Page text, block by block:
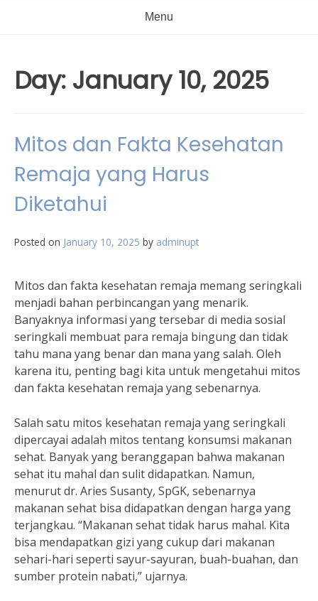
Menu
Day: January 10, 2025
Mitos dan Fakta Kesehatan
Remaja yang Harus
Diketahui
Posted on January 10, 2025 by adminupt
Mitos dan fakta kesehatan remaja memang seringkali
menjadi bahan perbincangan yang menarik.
Banyaknya informasi yang tersebar di media sosial
seringkali membuat para remaja bingung dan tidak
tahu mana yang benar dan mana yang salah. Oleh
karena itu, penting bagi kita untuk mengetahui mitos
dan fakta kesehatan remaja yang sebenarnya.
Salah satu mitos kesehatan remaja yang seringkali
dipercayai adalah mitos tentang konsumsi makanan
sehat. Banyak yang beranggapan bahwa makanan
sehat itu mahal dan sulit didapatkan. Namun,
menurut dr. Aries Susanty, SpGK, sebenarnya
makanan sehat bisa didapatkan dengan harga yang
terjangkau. “Makanan sehat tidak harus mahal. Kita
bisa mendapatkan gizi yang cukup dari makanan
sehari-hari seperti sayur-sayuran, buah-buahan, dan
sumber protein nabati,” ujarnya.